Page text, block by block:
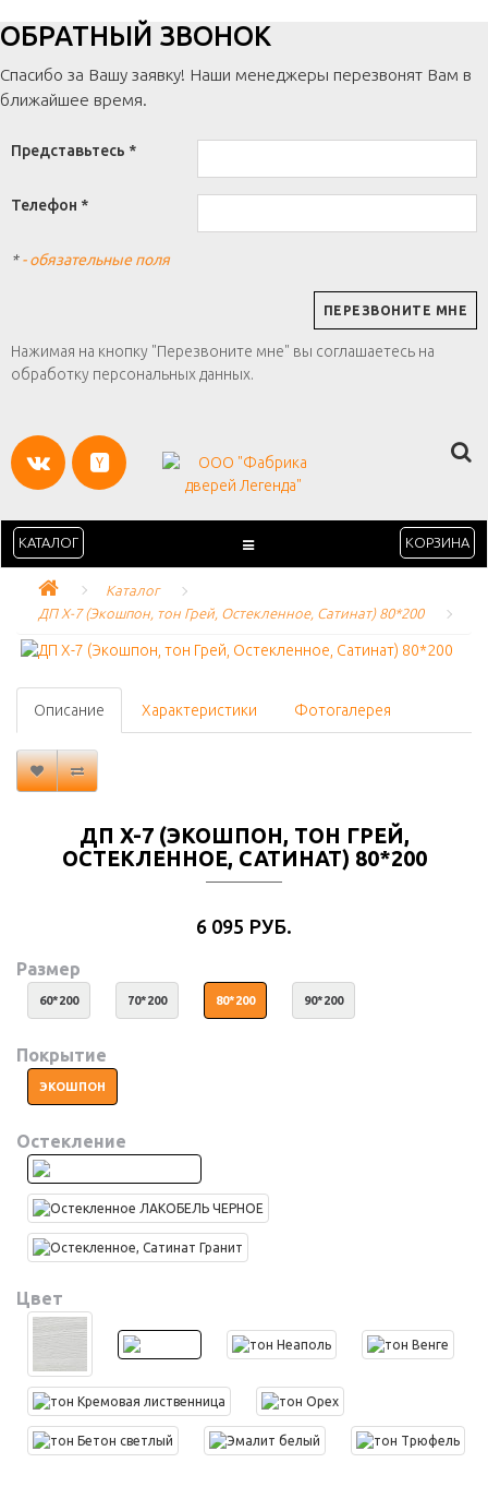
ОБРАТНЫЙ ЗВОНОК
Спасибо за Вашу заявку! Наши менеджеры перезвонят Вам в
ближайшее время.
Представьтесь *
Телефон *
*- обязательные поля
Нажимая на кнопку "Перезвоните мне" вы соглашаетесь на
обработку персональных данных.
КАТАЛОГ КОРЗИНА
Каталог
ДП X-7 (Экошпон, тон Грей, Остекленное, Сатинат) 80*200
Описание Характеристики Фотогалерея
ДП X-7 (ЭКОШПОН, ТОН ГРЕЙ,
ОСТЕКЛЕННОЕ, САТИНАТ) 80*200
6 095 РУБ.
Размер
60*200 70*200 80*200 90*200
Покрытие
ЭКОШПОН
Остекление
Цвет